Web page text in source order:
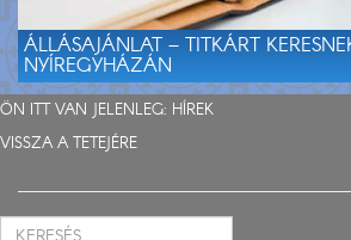
ÁLLÁSAJÁNLAT – TITKÁRT
NYÍREGYHÁZÁN
ÖN ITT VAN JELENLEG: HÍREK
VISSZA A TETEJÉRE